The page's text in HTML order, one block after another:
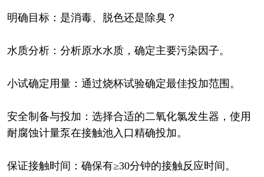
明确目标：是消毒、脱色还是除臭？
水质分析：分析原水水质，确定主要污染因子。
小试确定用量：通过烧杯试验确定最佳投加范围。
安全制备与投加：选择合适的二氧化氯发生器，使用
耐腐蚀计量泵在接触池入口精确投加。
保证接触时间：确保有≥30分钟的接触反应时间。